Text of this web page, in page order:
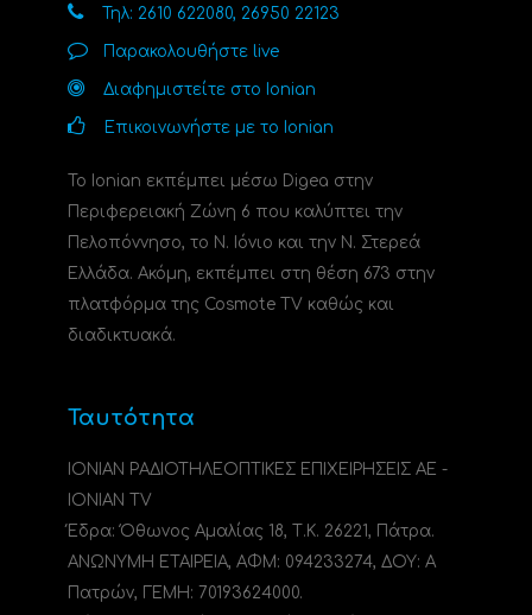
Τηλ: 2610 622080, 26950 22123
Παρακολουθήστε live
Διαφημιστείτε στο Ionian
Επικοινωνήστε με το Ionian
Το Ionian εκπέμπει μέσω Digea στην
Περιφερειακή Ζώνη 6 που καλύπτει την
Πελοπόννησο, το N. Ιόνιο και την Ν. Στερεά
Ελλάδα. Ακόμη, εκπέμπει στη θέση 673 στην
πλατφόρμα της Cosmote TV καθώς και
διαδικτυακά.
Ταυτότητα
ΙΟΝΙΑΝ ΡΑΔΙΟΤΗΛΕΟΠΤΙΚΕΣ ΕΠΙΧΕΙΡΗΣΕΙΣ ΑΕ -
IONIAN TV
Έδρα: Όθωνος Αμαλίας 18, Τ.Κ. 26221, Πάτρα.
ΑΝΩΝΥΜΗ ΕΤΑΙΡΕΙΑ, ΑΦΜ: 094233274, ΔΟΥ: A
Πατρών, ΓΕΜΗ: 70193624000.